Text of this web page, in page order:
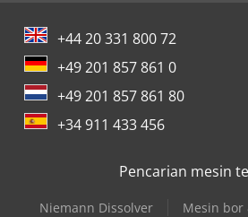
+44 20 331 800 72
+49 201 857 861 0
+49 201 857 861 80
+34 911 433 456
Pencarian mesin
Niemann Dissolver
Mesin bor